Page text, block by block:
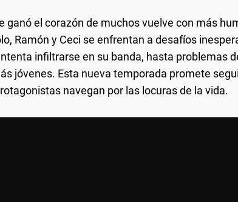
ganó el corazón de muchos vuelve con más
Ramón y Ceci se enfrentan a desafíos
infiltrarse en su banda, hasta problemas
jóvenes. Esta nueva temporada promete
navegan por las locuras de la vida.